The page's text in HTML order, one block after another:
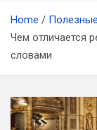
Home
Чем отличается
словами